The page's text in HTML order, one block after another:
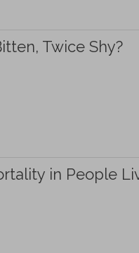
Twice Shy?
in People